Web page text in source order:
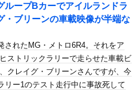
う戻りません」俺「転...
ル」とか「南の勇者」...
での活用想定！
ループBカーでアイルランドラ
・ブリーンの車載映像が半端な
されたMG・メトロ6R4。それをア
ストリックラリーで走らせた車載ビ
クレイグ・ブリーンさんですが、今
リー1のテスト走行中に事故死して